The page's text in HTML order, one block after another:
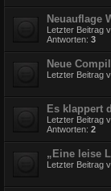
Neuauflage
Letzter Beitrag
Antworten: 3
Neue
Letzter Beitrag
Es klappert
Letzter Beitrag
Antworten: 2
„Eine leise
Letzter Beitrag